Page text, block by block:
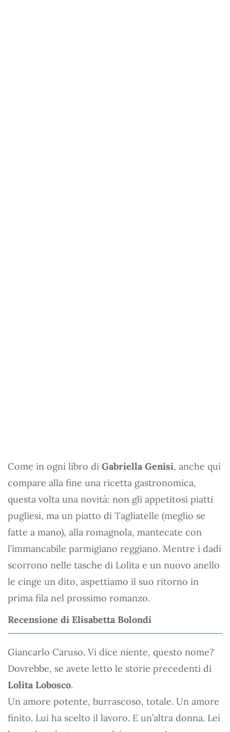
Come in ogni libro di Gabriella Genisi, anche qui
compare alla fine una ricetta gastronomica,
questa volta una novità: non gli appetitosi piatti
pugliesi, ma un piatto di Tagliatelle (meglio se
fatte a mano), alla romagnola, mantecate con
l’immancabile parmigiano reggiano. Mentre i dadi
scorrono nelle tasche di Lolita e un nuovo anello
le cinge un dito, aspettiamo il suo ritorno in
prima fila nel prossimo romanzo.
Recensione di Elisabetta Bolondi
Giancarlo Caruso. Vi dice niente, questo nome?
Dovrebbe, se avete letto le storie precedenti di
Lolita Lobosco.
Un amore potente, burrascoso, totale. Un amore
finito. Lui ha scelto il lavoro. E un’altra donna. Lei